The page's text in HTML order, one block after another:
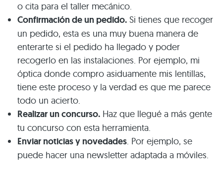
o cita para el taller mecánico.
Confirmación de un pedido. Si tienes que recoger
un pedido, esta es una muy buena manera de
enterarte si el pedido ha llegado y poder
recogerlo en las instalaciones. Por ejemplo, mi
óptica donde compro asiduamente mis lentillas,
tiene este proceso y la verdad es que me parece
todo un acierto.
Realizar un concurso. Haz que llegué a más gente
tu concurso con esta herramienta.
Enviar noticias y novedades. Por ejemplo, se
puede hacer una newsletter adaptada a móviles.